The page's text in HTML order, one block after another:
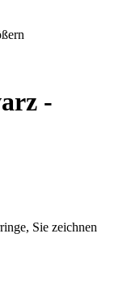
-
Sie zeichnen